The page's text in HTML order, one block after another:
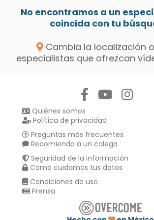
No encontramos a un
coincida con tu
Cambia la localización
especialistas que ofrezcan
Quiénes somos
Política de privacidad
Preguntas más frecuentes
Recomienda a un colega
Seguridad de la información
Como cuidamos tus datos
Condiciones de uso
Prensa